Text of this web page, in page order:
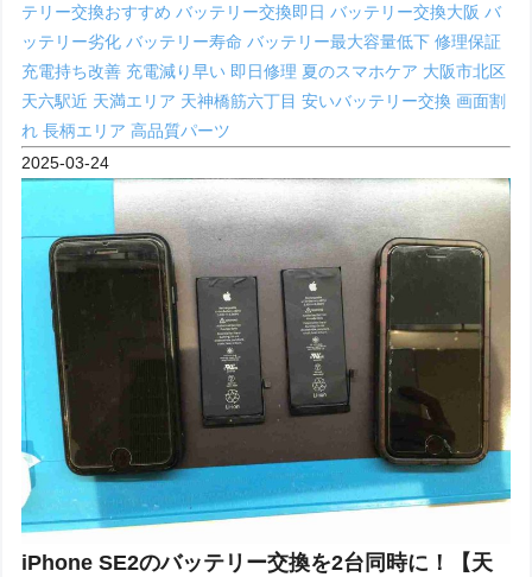
テリー交換おすすめバッテリー交換即日バッテリー交換大阪バ
ッテリー劣化バッテリー寿命バッテリー最大容量低下修理保証
充電持ち改善 充電減り早い 即日修理 夏のスマホケア 大阪市北区
天六駅近 天満エリア 天神橋筋六丁目安いバッテリー交換画面割
れ長柄エリア高品質パーツ
2025-03-24
iPhone SE2のバッテリー交換を2台同時に！【天